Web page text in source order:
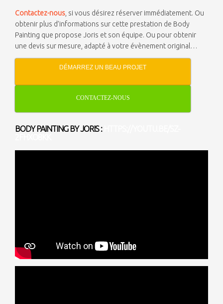
Contactez-nous , si vous désirez réserver immédiatement. Ou
obtenir plus d’informations sur cette prestation de Body
Painting que propose Joris et son équipe. Ou pour obtenir
une devis sur mesure, adapté à votre évènement original…
DÉMARREZ UN BEAU PROJET
CONTACTEZ-NOUS
BODY PAINTING BY JORIS :